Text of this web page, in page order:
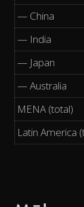
— China
— India
— Japan
— Australia
MENA (total)
Latin America